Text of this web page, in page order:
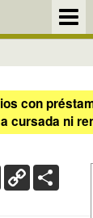
con
cursada ni
X Copy
Link